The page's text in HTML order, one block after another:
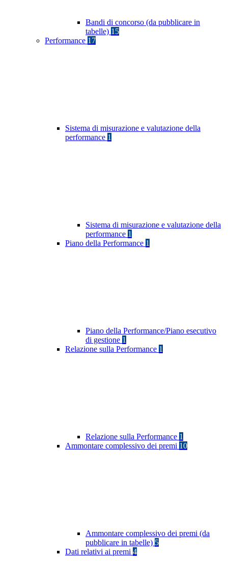
Bandi di concorso (da pubblicare in
tabelle) 15
Performance 17
Sistema di misurazione e valutazione della
performance 1
Sistema di misurazione e valutazione della
performance 1
Piano della Performance 1
Piano della Performance/Piano esecutivo
di gestione 1
Relazione sulla Performance 1
Relazione sulla Performance 1
Ammontare complessivo dei premi 10
Ammontare complessivo dei premi (da
pubblicare in tabelle) 5
Dati relativi ai premi 4